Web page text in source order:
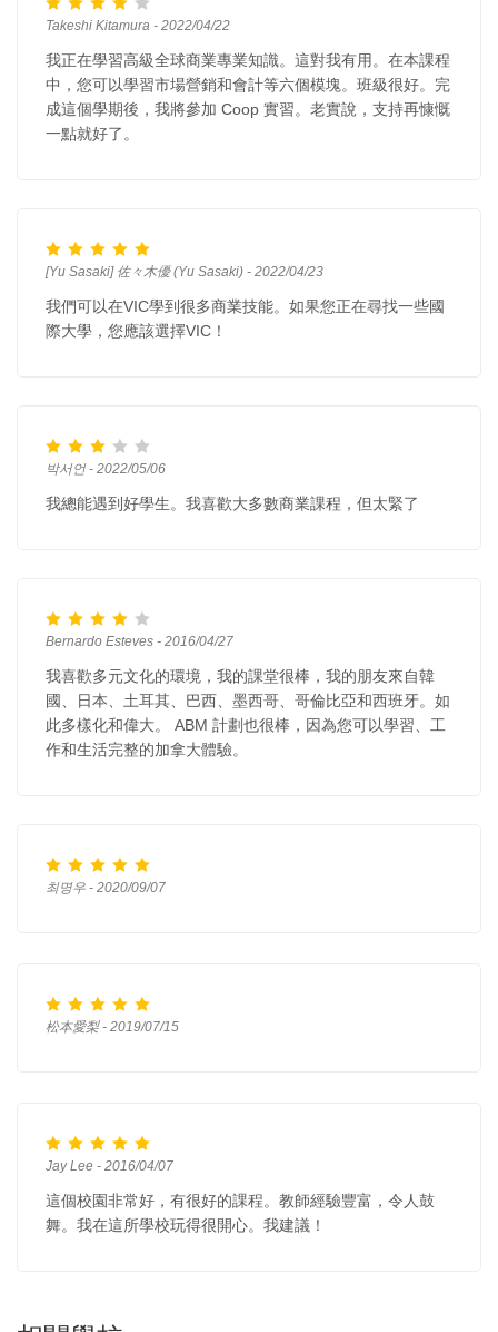
Takeshi Kitamura - 2022/04/22
我正在學習高級全球商業專業知識。這對我有用。在本課程
中，您可以學習市場營銷和會計等六個模塊。班級很好。完
成這個學期後，我將參加 Coop 實習。老實說，支持再慷慨
一點就好了。
[Yu Sasaki] 佐々木優 (Yu Sasaki) - 2022/04/23
我們可以在VIC學到很多商業技能。如果您正在尋找一些國
際大學，您應該選擇VIC！
박서언 - 2022/05/06
我總能遇到好學生。我喜歡大多數商業課程，但太緊了
Bernardo Esteves - 2016/04/27
我喜歡多元文化的環境，我的課堂很棒，我的朋友來自韓
國、日本、土耳其、巴西、墨西哥、哥倫比亞和西班牙。如
此多樣化和偉大。 ABM 計劃也很棒，因為您可以學習、工
作和生活完整的加拿大體驗。
최명우 - 2020/09/07
松本愛梨 - 2019/07/15
Jay Lee - 2016/04/07
這個校園非常好，有很好的課程。教師經驗豐富，令人鼓
舞。我在這所學校玩得很開心。我建議！